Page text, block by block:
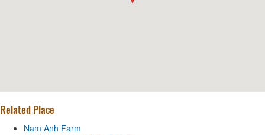
Related Place
Nam Anh Farm